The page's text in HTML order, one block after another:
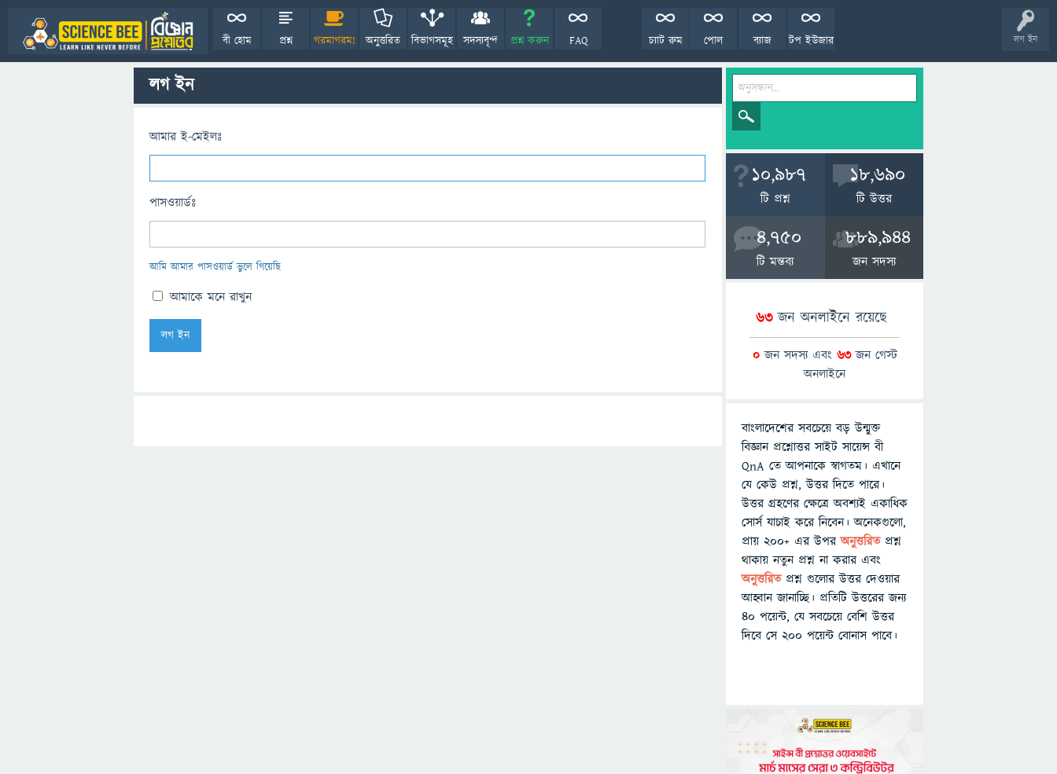
লগ ইন
বী হোম প্রশ্ন গরমাগরম! অনুত্তরিত বিভাগসমূহ সদস্যবৃন্দ প্রশ্ন করুন FAQ টপ ইউজার
ব্যাজ
পোল
চ্যাট রুম
লগ ইন
আমার ই-মেইলঃ
পাসওয়ার্ডঃ
আমি আমার পাসওয়ার্ড ভুলে গিয়েছি
আমাকে মনে রাখুন
10,987
টি প্রশ্ন
18,690
টি উত্তর
4,750
টি মন্তব্য
889,944
জন সদস্য
63জন অনলাইনে রয়েছে
0জন সদস্য এবং 63জন গেস্ট
অনলাইনে
বাংলাদেশের সবচেয়ে বড় উন্মুক্ত
বিজ্ঞান প্রশ্নোত্তর সাইট সায়েন্স বী
QnA তে আপনাকে স্বাগতম। এখানে
যে কেউ প্রশ্ন, উত্তর দিতে পারে।
উত্তর গ্রহণের ক্ষেত্রে অবশ্যই একাধিক
সোর্স যাচাই করে নিবেন। অনেকগুলো,
প্রায় ২০০+ এর উপরঅনুত্তরিতপ্রশ্ন
থাকায় নতুন প্রশ্ন না করার এবং
অনুত্তরিত প্রশ্ন গুলোর উত্তর দেওয়ার
আহ্বান জানাচ্ছি। প্রতিটি উত্তরের জন্য
৪০ পয়েন্ট, যে সবচেয়ে বেশি উত্তর
দিবে সে ২০০ পয়েন্ট বোনাস পাবে।